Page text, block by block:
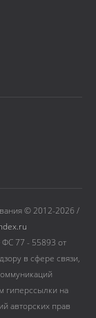
© 2012-2026 /
77 - 55893 от
в сфере связи,
гиперссылки на
авторских прав